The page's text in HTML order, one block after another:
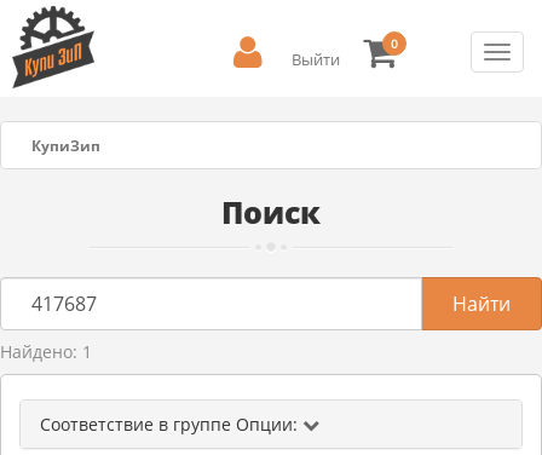
Выйти
0
КупиЗип
Поиск
Найдено: 1
Соответствие в группе Опции: